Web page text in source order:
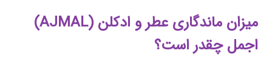
میزان ماندگاری عطر و ادکلن (AJMAL)
اجمل چقدر است؟